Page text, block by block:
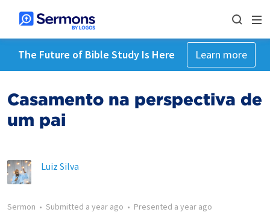
The Future of Bible Study Is Here Learn more
Casamento na perspectiva de
um pai
Luiz Silva
Sermon • Submitted a year ago • Presented a year ago